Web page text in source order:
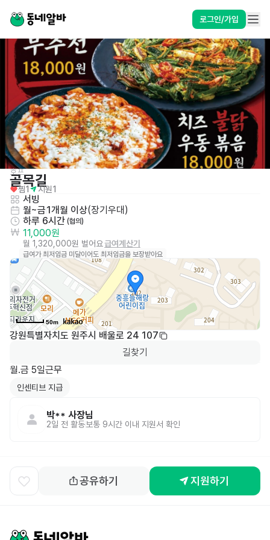
로그인/가입
호프
골목길
찜1 지원1
서빙
월~금1개월 이상(장기우대 )
하루 6시간 (협의)
11,000원
월 1,320,000원 벌어요급여계산기
급여가 최저임금 미달이어도 최저임금을 보장받아요
50m
강원특별자치도 원주시 배울로 24 107
길찾기
월.금 5일근무
인센티브 지급
박** 사장님
2일 전 활동보통 9시간 이내 지원서 확인
공유하기 지원하기